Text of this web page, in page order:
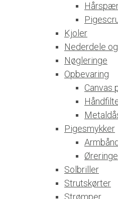
Kjoler
Nederdele
Nøgleringe
Opbevaring
Canvas
Pigesmykker
Armbånd
Øreringe
Solbriller
Strutskørter
Strømper